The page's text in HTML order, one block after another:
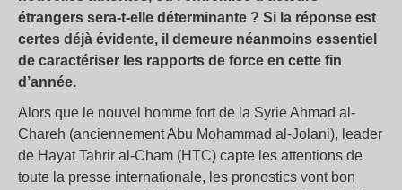
étrangers sera-t-elle déterminante ? Si la réponse est
certes déjà évidente, il demeure néanmoins essentiel
de caractériser les rapports de force en cette fin
d’année.
Alors que le nouvel homme fort de la Syrie Ahmad al-
Chareh (anciennement Abu Mohammad al-Jolani), leader
de Hayat Tahrir al-Cham (HTC) capte les attentions de
toute la presse internationale, les pronostics vont bon